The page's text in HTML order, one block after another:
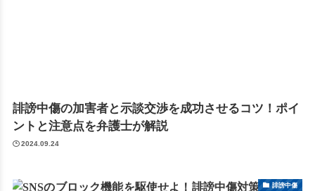
誹謗中傷の加害者と示談交渉を成功させるコツ！ポイ
ントと注意点を弁護士が解説
2024.09.24
誹謗中傷